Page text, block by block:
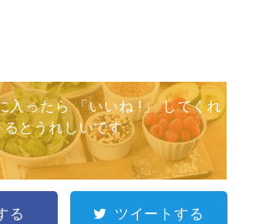
入ったら 「いいね !」 してくれ
るとうれしいです
る ツイートする